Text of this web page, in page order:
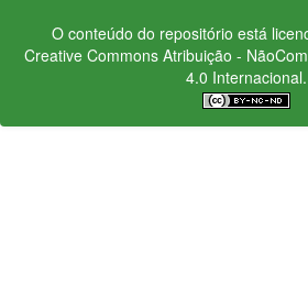
O conteúdo do repositório está
Creative CommonsAtribuição -
4.0 Internacional.